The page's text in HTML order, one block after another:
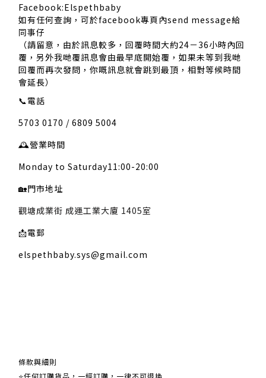
Facebook:Elspethbaby
如有任何查詢，可於facebook專頁內send message給
同事仔
（請留意，由於訊息較多，回覆時間大約24－36小時內回
覆，另外我哋覆訊息會由最早底開始覆，如果未等到我哋
回覆而再次發問，你嘅訊息就會跳到最頂，相對等候時間
會延長）
📞電話
5703 0170 / 6809 5004
🕰️營業時間
Monday to Saturday11:00-20:00
🏡門市地址
觀塘成業街 成運工業大廈 1405室
📩電郵
elspethbaby.sys@gmail.com
條款與細則
⭐任何訂購貨品，一經訂購，一律不可退換